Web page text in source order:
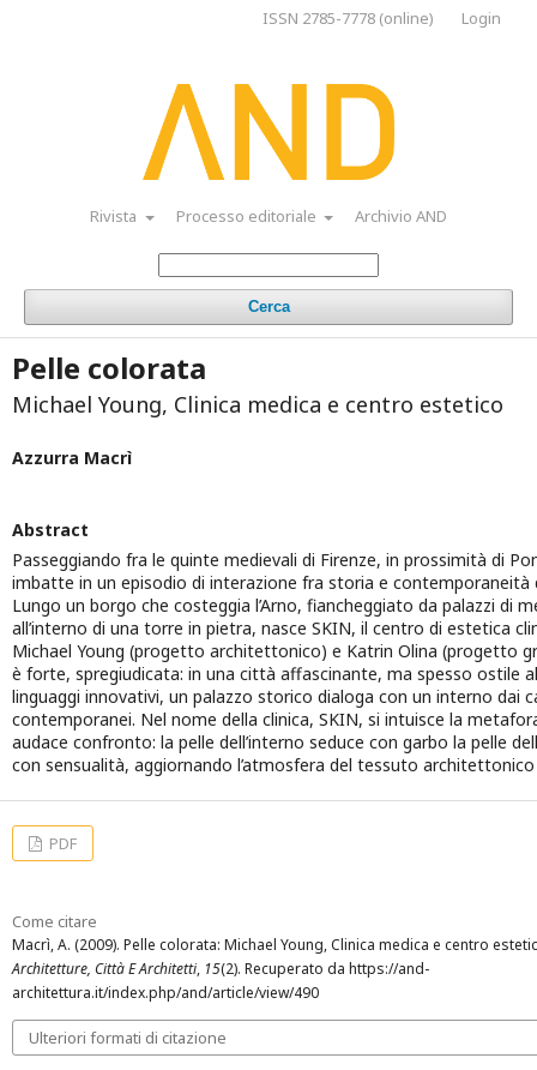
Rivista Processo editoriale Archivio AND
Cerca
ISSN 2785-7778 (online) Login
Pelle colorata
Michael Young, Clinica medica e centro estetico
Azzurra Macrì
Abstract
Passeggiando fra le quinte medievali di Firenze, in prossimità di
imbatte in un episodio di interazione fra storia e contemporaneità
Lungo un borgo che costeggia l’Arno, fiancheggiato da palazzi di
all’interno di una torre in pietra, nasce SKIN, il centro di estetica
Michael Young (progetto architettonico) e Katrin Olina (progetto
è forte, spregiudicata: in una città affascinante, ma spesso ostile
linguaggi innovativi, un palazzo storico dialoga con un interno dai
contemporanei. Nel nome della clinica, SKIN, si intuisce la
audace confronto: la pelle dell’interno seduce con garbo la pelle
con sensualità, aggiornando l’atmosfera del tessuto
PDF
Come citare
Macrì, A. (2009). Pelle colorata: Michael Young, Clinica medica e centro
Architetture, Città E Architetti, 15(2). Recuperato da https://and-
architettura.it/index.php/and/article/view/490
Ulteriori formati di citazione